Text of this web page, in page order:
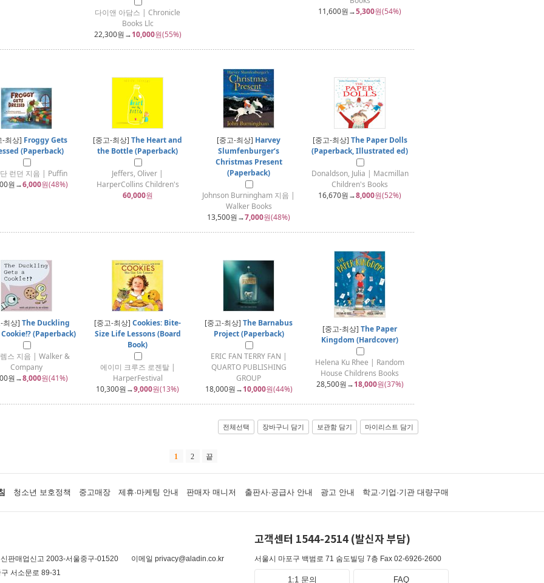
다이앤 아담스 | Chronicle
Books Llc
22,300원→10,000원(55%)
11,600원→5,300원(54%)
-최상] Froggy Gets
(Paperback)
런던 지음 | Puffin
원→6,000원(48%)
[중고-최상] The Heart and
the Bottle (Paperback)
Jeffers, Oliver |
HarperCollins Children's
60,000원
[중고-최상] Harvey
Slumfenburger‘s
Christmas Present
(Paperback)
Johnson Burningham 지음 |
Walker Books
13,500원→7,000원(48%)
[중고-최상] The Paper Dolls
(Paperback, Illustrated ed)
Donaldson, Julia | Macmillan
Children's Books
16,670원→8,000원(52%)
최상] The Duckling
(Paperback)
스 지음 | Walker &
Company
원→8,000원(41%)
[중고-최상] Cookies: Bite-
Size Life Lessons (Board
Book)
에이미 크루즈 로젠탈 |
HarperFestival
10,300원→9,000원(13%)
[중고-최상] The Barnabus
Project (Paperback)
ERIC FAN TERRY FAN |
QUARTO PUBLISHING
GROUP
18,000원→10,000원(44%)
[중고-최상] The Paper
Kingdom (Hardcover)
Helena Ku Rhee | Random
House Childrens Books
28,500원→18,000원(37%)
전체선택 장바구니 담기 보관함 담기 마이리스트 담기
1 2 끝
청소년 보호정책 중고매장 제휴·마케팅 안내 판매자 매니저 출판사·공급사 안내 광고 안내 학교·기업·기관 대량구매
판매업신고 2003-서울중구-01520
이메일 privacy@aladin.co.kr
서소문로 89-31
고객센터 1544-2514 (발신자 부담)
서울시 마포구 백범로 71 숨도빌딩 7층 Fax 02-6926-2600
1:1 문의 FAQ